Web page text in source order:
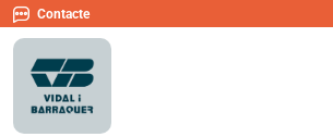
Contacte